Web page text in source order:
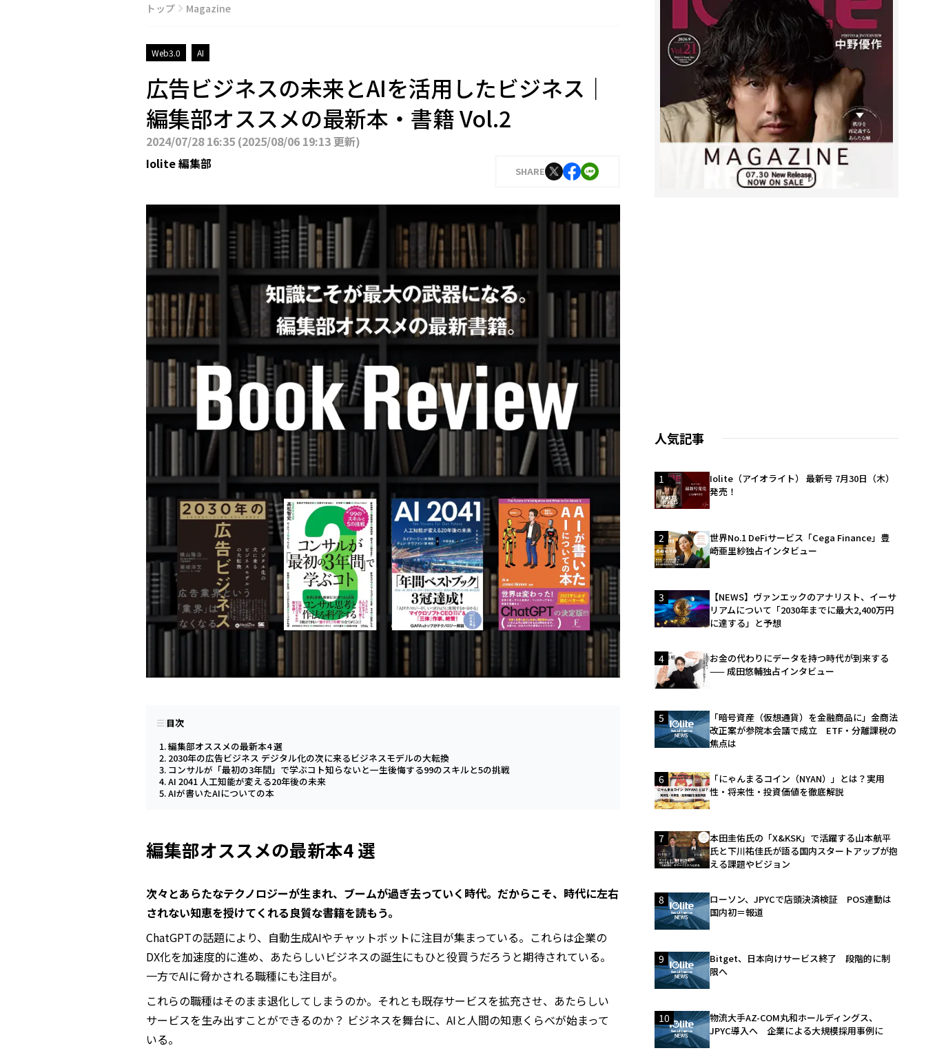
トップ Magazine
Web3.0 AI
広告ビジネスの未来とAIを活用したビジネス｜
編集部オススメの最新本・書籍 Vol.2
2024/07/28 16:35(2025/08/06 19:13 更新)
Iolite 編集部
SHARE
目次
編集部オススメの最新本4 選
2030年の広告ビジネス デジタル化の次に来るビジネスモデルの大転換
コンサルが「最初の3年間」で学ぶコト知らないと一生後悔する99のスキルと5の挑戦
AI 2041 人工知能が変える20年後の未来
AIが書いたAIについての本
編集部オススメの最新本4 選
次々とあらたなテクノロジーが生まれ、ブームが過ぎ去っていく時代。だからこそ、時代に左右
されない知恵を授けてくれる良質な書籍を読もう。
ChatGPTの話題により、自動生成AIやチャットボットに注目が集まっている。これらは企業の
DX化を加速度的に進め、あたらしいビジネスの誕生にもひと役買うだろうと期待されている。
一方でAIに脅かされる職種にも注目が。
これらの職種はそのまま退化してしまうのか。それとも既存サービスを拡充させ、あたらしい
サービスを生み出すことができるのか？ ビジネスを舞台に、AIと人間の知恵くらべが始まって
いる。
人気記事
1
Iolite（アイオライト） 最新号 7月30日（木）
発売！
2
世界No.1 DeFiサービス「Cega Finance」豊
崎亜里紗独占インタビュー
3
【NEWS】ヴァンエックのアナリスト、イーサ
リアムについて「2030年までに最大2,400万円
に達する」と予想
4
お金の代わりにデータを持つ時代が到来する
—— 成田悠輔独占インタビュー
5
「暗号資産（仮想通貨）を金融商品に」金商法
改正案が参院本会議で成立 ETF・分離課税の
焦点は
6
「にゃんまるコイン（NYAN）」とは？実用
性・将来性・投資価値を徹底解説
7
本田圭佑氏の「X&KSK」で活躍する山本航平
氏と下川祐佳氏が語る国内スタートアップが抱
える課題やビジョン
8
ローソン、JPYCで店頭決済検証 POS連動は
国内初＝報道
9
Bitget、日本向けサービス終了 段階的に制
限へ
10
物流大手AZ-COM丸和ホールディングス、
JPYC導入へ 企業による大規模採用事例に